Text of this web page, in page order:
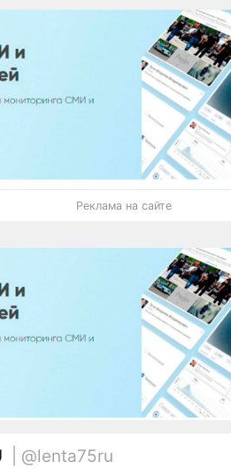
Реклама на сайте
| @lenta75ru